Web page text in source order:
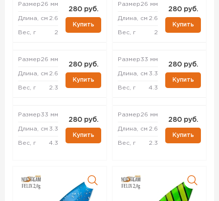
Размер26 мм
Длина, см 2.6
Вес, г 2
280 руб.
Купить
Размер26 мм
Длина, см 2.6
Вес, г 2.3
280 руб.
Купить
Размер33 мм
Длина, см 3.3
Вес, г 4.3
280 руб.
Купить
Размер26 мм
Длина, см 2.6
Вес, г 2
280 руб.
Купить
Размер33 мм
Длина, см 3.3
Вес, г 4.3
280 руб.
Купить
Размер26 мм
Длина, см 2.6
Вес, г 2.3
280 руб.
Купить